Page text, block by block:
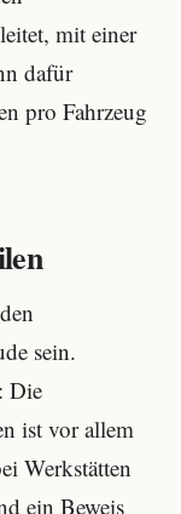
mit einer
dafür
pro Fahrzeug
sein.
Die
ist vor allem
Werkstätten
ein Beweis